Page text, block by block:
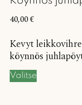
40,00€
Kevyt
köynnös
Valitse